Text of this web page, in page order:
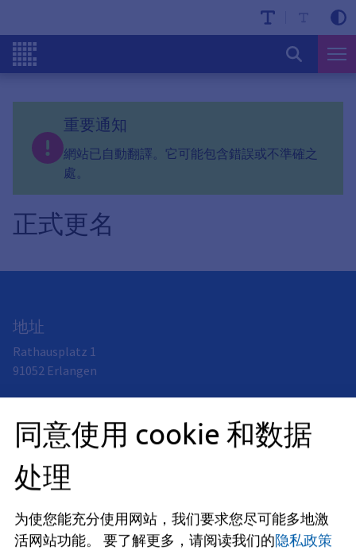
重要通知
網站已自動翻譯。它可能包含錯誤或不準確之
處。
正式更名
地址
Rathausplatz 1
91052 Erlangen
现已关闭
星期一:
08:30-12:00
星期二:
08:30-12:00上午
同意使用 cookie 和数据
处理
为使您能充分使用网站，我们要求您尽可能多地激
活网站功能。
要了解更多，请阅读我们的隐私政策